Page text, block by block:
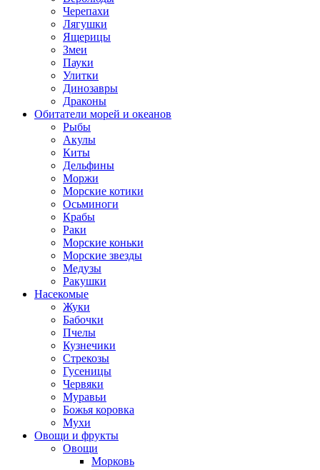
Черепахи
Лягушки
Ящерицы
Змеи
Пауки
Улитки
Динозавры
Драконы
Обитатели морей и океанов
Рыбы
Акулы
Киты
Дельфины
Моржи
Морские котики
Осьминоги
Крабы
Раки
Морские коньки
Морские звезды
Медузы
Ракушки
Насекомые
Жуки
Бабочки
Пчелы
Кузнечики
Стрекозы
Гусеницы
Червяки
Муравьи
Божья коровка
Мухи
Овощи и фрукты
Овощи
Морковь